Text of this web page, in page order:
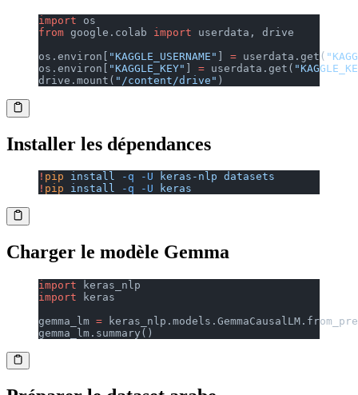
import os
from google.colab import userdata, drive
os.environ[
"KAGGLE_USERNAME" = userdata.get(
os.environ[
"KAGGLE_KEY" = userdata.get(
drive.mount( "/content/drive" )
Installer les dépendances
! pip install -q -U keras-nlp datasets
! pip install -q -U keras
Charger le modèle Gemma
import keras_nlp
import keras
gemma_lm =
gemma_lm.summary()